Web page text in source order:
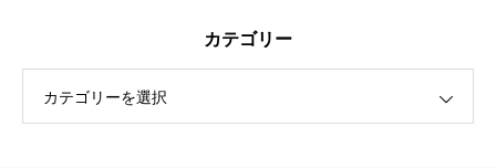
カテゴリー
カテゴリーを選択